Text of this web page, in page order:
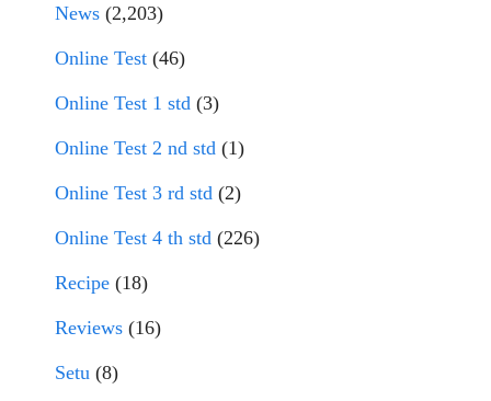
News (2,203)
Online Test (46)
Online Test 1 std (3)
Online Test 2 nd std (1)
Online Test 3 rd std (2)
Online Test 4 th std (226)
Recipe (18)
Reviews (16)
Setu (8)